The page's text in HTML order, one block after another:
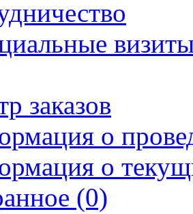
заказов
о
о
(0)